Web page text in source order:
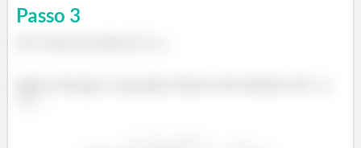
Passo 3